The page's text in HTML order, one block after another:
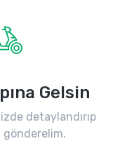
Gelsin
detaylandırıp